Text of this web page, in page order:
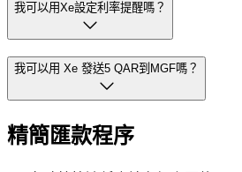
我可以用Xe設定利率提醒嗎？
我可以用 Xe 發送5 QAR到MGF嗎？
精簡匯款程序